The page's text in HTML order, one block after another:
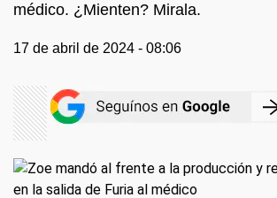
médico. ¿Mienten? Mirala.
17 de abril de 2024 - 08:06